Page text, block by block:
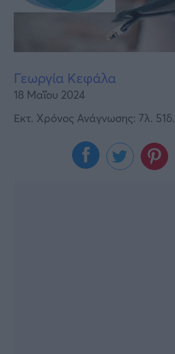
Γεωργία Κεφάλα
18 Μαΐου 2024
Εκτ. Χρόνος Ανάγνωσης: 7λ. 51δ.